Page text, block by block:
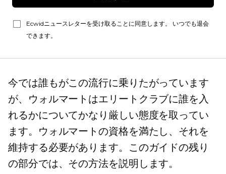
Ecwidニュースレターを受け取ることに同意します。 いつでも退会
できます。
今では誰もがこの流行に乗りたがっています
が、ウォルマートはエリートクラブに誰を入
れるかについてかなり厳しい態度を取ってい
ます。ウォルマートの資格を満たし、それを
維持する必要があります。このガイドの残り
の部分では、その方法を説明します。